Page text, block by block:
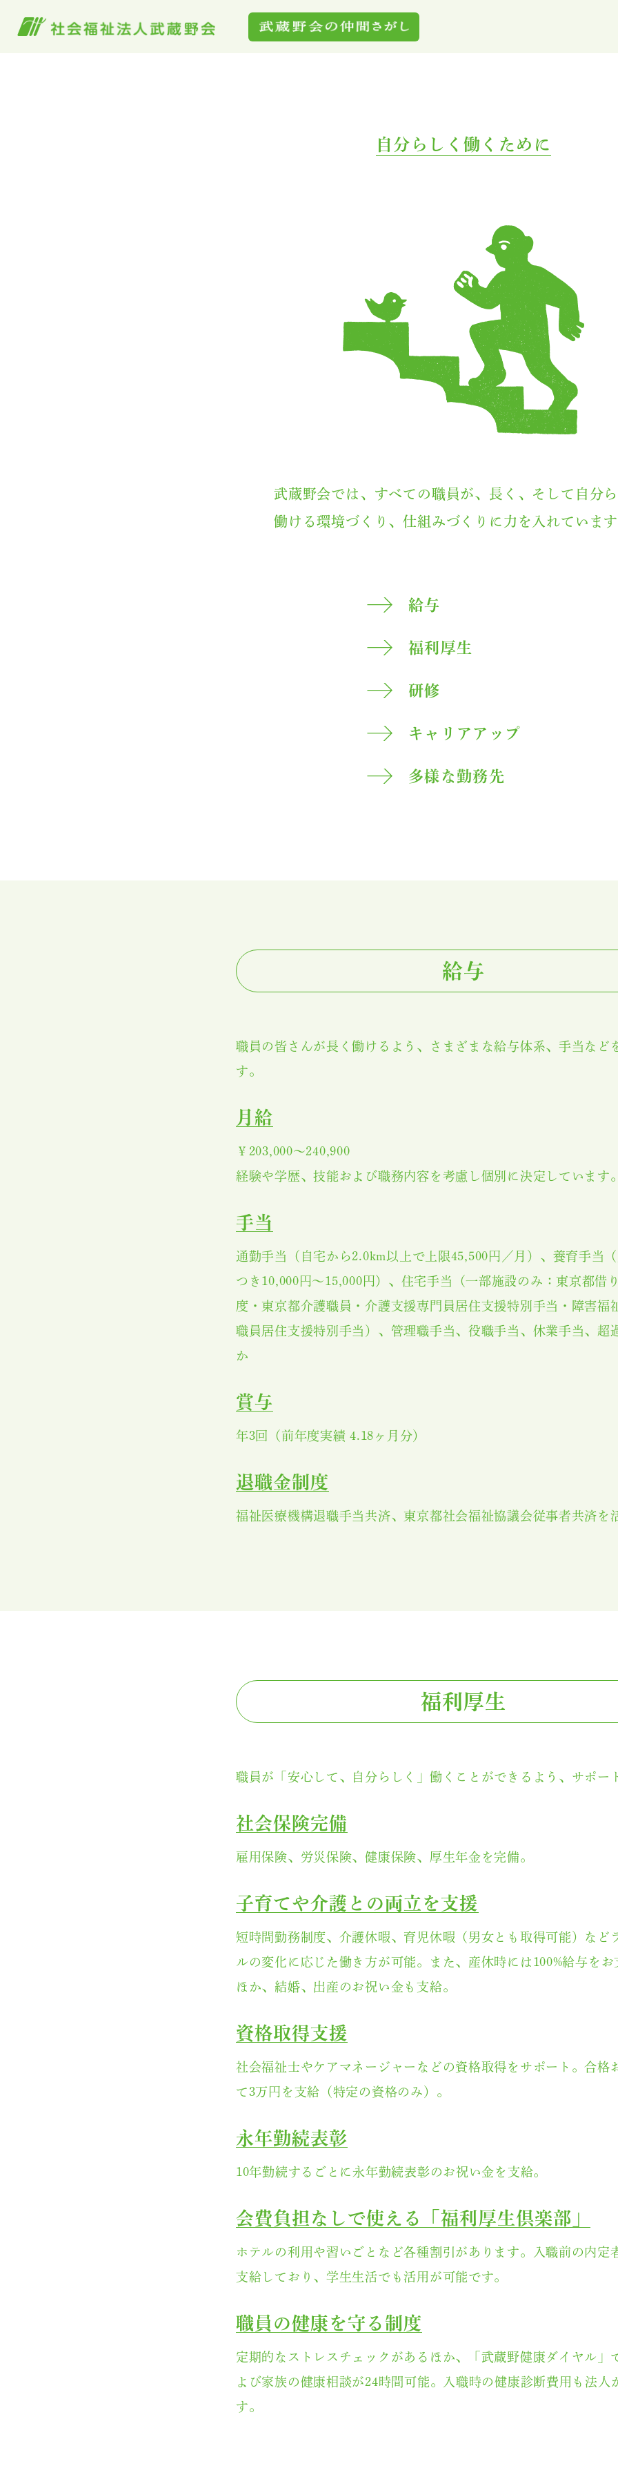
おしらせ
よくある質問
自分らしく働くために
武蔵野会では、すべての職員が、長く、そして自分ら
働ける環境づくり、仕組みづくりに力を入れています
給与
福利厚生
研修
キャリアアップ
多様な勤務先
給与
職員の皆さんが長く働けるよう、さまざまな給与体系、手当など
す。
月給
￥203,000～240,900
経験や学歴、技能および職務内容を考慮し個別に決定しています。
手当
通勤手当（自宅から2.0km以上で上限45,500円／月）、養育手当
つき10,000円～15,000円）、住宅手当（一部施設のみ：東京都借
度・東京都介護職員・介護支援専門員居住支援特別手当・障害福
職員居住支援特別手当）、管理職手当、役職手当、休業手当、超
か
賞与
年3回（前年度実績 4.18ヶ月分）
退職金制度
福祉医療機構退職手当共済、東京都社会福祉協議会従事者共済を
福利厚生
職員が「安心して、自分らしく」働くことができるよう、サポー
社会保険完備
雇用保険、労災保険、健康保険、厚生年金を完備。
子育てや介護との両立を支援
短時間勤務制度、介護休暇、育児休暇（男女とも取得可能）など
ルの変化に応じた働き方が可能。また、産休時には100%給与をお
ほか、結婚、出産のお祝い金も支給。
資格取得支援
社会福祉士やケアマネージャーなどの資格取得をサポート。合格
て3万円を支給（特定の資格のみ）。
永年勤続表彰
10年勤続するごとに永年勤続表彰のお祝い金を支給。
会費負担なしで使える「福利厚生倶楽部」
ホテルの利用や習いごとなど各種割引があります。入職前の内定
支給しており、学生生活でも活用が可能です。
職員の健康を守る制度
定期的なストレスチェックがあるほか、「武蔵野健康ダイヤル」
よび家族の健康相談が24時間可能。入職時の健康診断費用も法人
す。